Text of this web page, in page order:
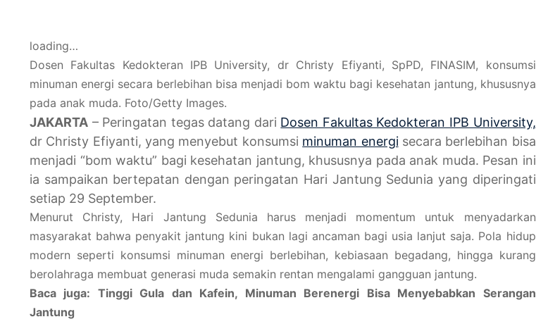
loading…
Dosen Fakultas Kedokteran IPB University, dr Christy Efiyanti, SpPD, FINASIM, konsumsi
minuman energi secara berlebihan bisa menjadi bom waktu bagi kesehatan jantung, khususnya
pada anak muda. Foto/Getty Images.
JAKARTA – Peringatan tegas datang dari Dosen Fakultas Kedokteran IPB University,
dr Christy Efiyanti, yang menyebut konsumsi minuman energisecara berlebihan bisa
menjadi “bom waktu” bagi kesehatan jantung, khususnya pada anak muda. Pesan ini
ia sampaikan bertepatan dengan peringatan Hari Jantung Sedunia yang diperingati
setiap 29 September.
Menurut Christy, Hari Jantung Sedunia harus menjadi momentum untuk menyadarkan
masyarakat bahwa penyakit jantung kini bukan lagi ancaman bagi usia lanjut saja. Pola hidup
modern seperti konsumsi minuman energi berlebihan, kebiasaan begadang, hingga kurang
berolahraga membuat generasi muda semakin rentan mengalami gangguan jantung.
Baca juga: Tinggi Gula dan Kafein, Minuman Berenergi Bisa Menyebabkan Serangan
Jantung